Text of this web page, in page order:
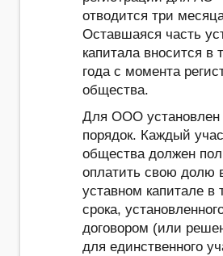
отводится три
Оставшаяся часть
капитала вносится в
года с момента
общества.
Для ООО установлен
порядок. Каждый
общества должен
оплатить свою долю
уставном капитале в
срока,
договором (или
для единственного